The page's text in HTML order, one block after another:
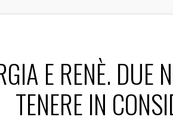
E RENÈ. DUE
TENERE IN